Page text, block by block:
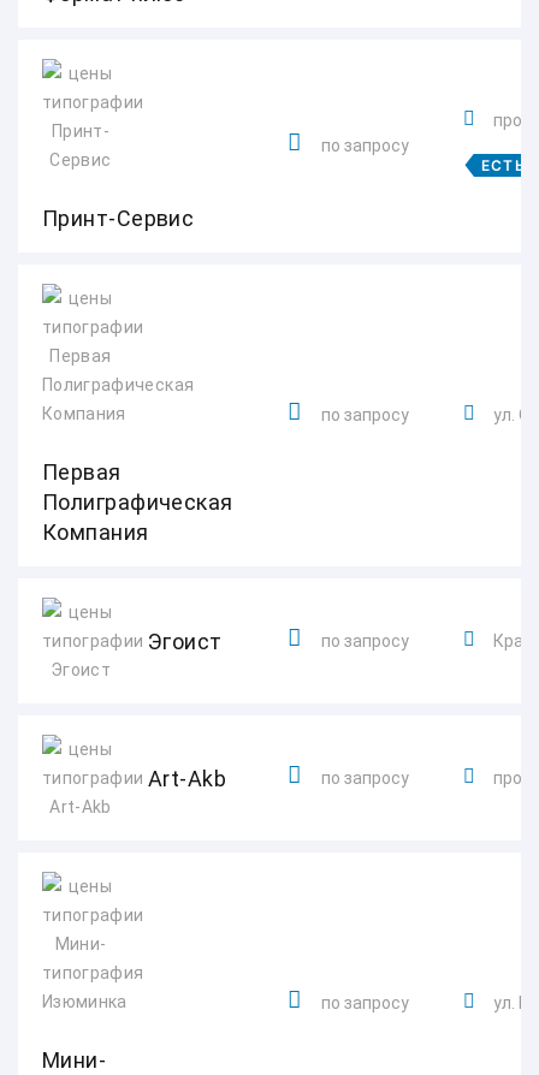
Принт-Сервис
по запросу
ЕСТЬ
Первая
Полиграфическая
Компания
по запросу ул.
Эгоист по запросу
Art-Akb по запросу
Мини-
по запросу ул.